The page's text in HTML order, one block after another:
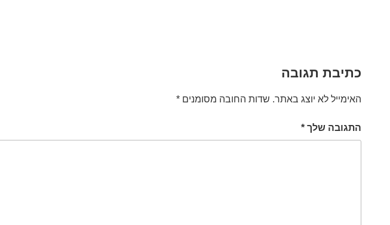
כתיבת תגובה
האימייל לא יוצג באתר. שדות החובה מסומנים *
התגובה שלך *